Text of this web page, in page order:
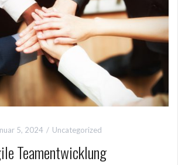
5, 2024 Uncategorized
Teamentwicklung